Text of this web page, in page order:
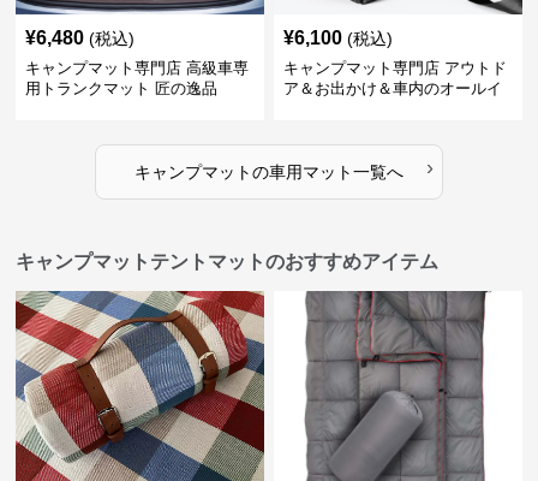
¥6,480 (税込)
キャンプマット専門店 高級車専
用トランクマット 匠の逸品
¥6,100 (税込)
キャンプマット専門店 アウトド
ア＆お出かけ＆車内のオールイ
キャンプマットの車用マット一覧へ ›
キャンプマットテントマットのおすすめアイテム